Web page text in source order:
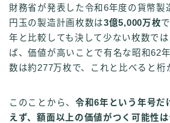
財務省が発表した令和6年度の貨幣製
円玉の製造計画枚数は3億5,000万枚
年と比較しても決して少ない枚数で
ば、価値が高いことで有名な昭和62
数は約277万枚で、これと比べると桁
このことから、 令和6年という年号だ
えず、額面以上の価値がつく可能性